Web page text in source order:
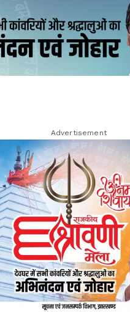
Advertisement